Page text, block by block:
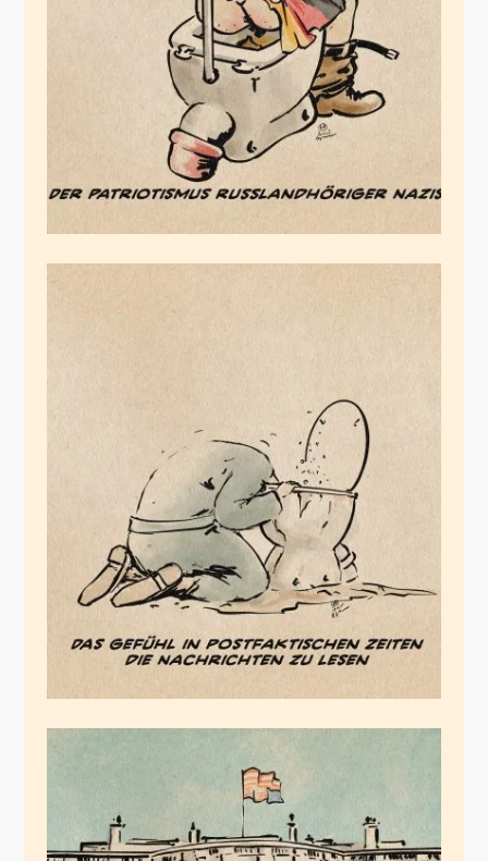
Apparatschik-Nazis
Januar 2, 2026
Willkommen in
Postfaktistan
Dezember 18, 2025